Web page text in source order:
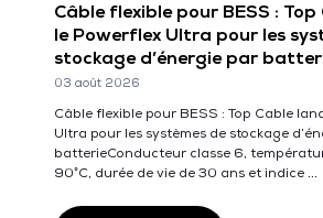
Câble flexible pour BESS :
le Powerflex Ultra pour les
stockage d’énergie par
03 août 2026
Câble flexible pour BESS : Top Cable
Ultra pour les systèmes de stockage
batterieConducteur classe 6,
90°C, durée de vie de 30 ans et indice ...